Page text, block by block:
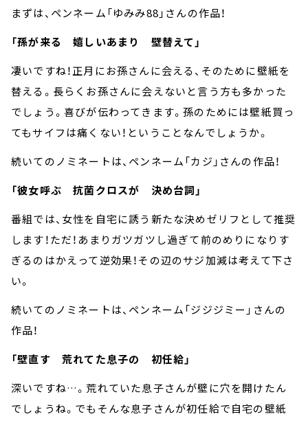
まずは、ペンネーム「ゆみみ88」さんの作品！
「孫が来る 嬉しいあまり 壁替えて」
凄いですね！正月にお孫さんに会える、そのために壁紙を
替える。長らくお孫さんに会えないと言う方も多かった
でしょう。喜びが伝わってきます。孫のためには壁紙買っ
てもサイフは痛くない！ということなんでしょうか。
続いてのノミネートは、ペンネーム「カジ」さんの作品！
「彼女呼ぶ 抗菌クロスが 決め台詞」
番組では、女性を自宅に誘う新たな決めゼリフとして推奨
します！ただ！あまりガツガツし過ぎて前のめりになりす
ぎるのはかえって逆効果！その辺のサジ加減は考えて下さ
い。
続いてのノミネートは、ペンネーム「ジジジミー」さんの
作品！
「壁直す 荒れてた息子の 初任給」
深いですね…。荒れていた息子さんが壁に穴を開けたん
でしょうね。でもそんな息子さんが初任給で自宅の壁紙